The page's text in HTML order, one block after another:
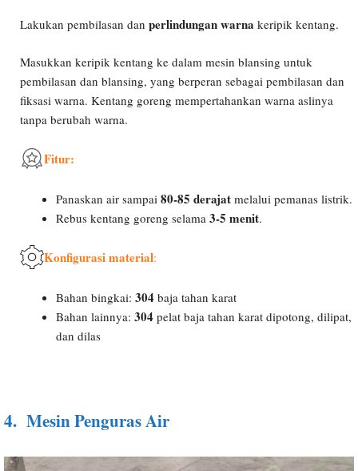
Lakukan pembilasan dan perlindungan warna keripik kentang.
Masukkan keripik kentang ke dalam mesin blansing untuk
pembilasan dan blansing, yang berperan sebagai pembilasan dan
fiksasi warna. Kentang goreng mempertahankan warna aslinya
tanpa berubah warna.
Fitur:
Panaskan air sampai 80-85 derajat melalui pemanas listrik.
Rebus kentang goreng selama 3-5 menit.
Konfigurasi material:
Bahan bingkai: 304 baja tahan karat
Bahan lainnya: 304 pelat baja tahan karat dipotong, dilipat,
dan dilas
4. Mesin Penguras Air